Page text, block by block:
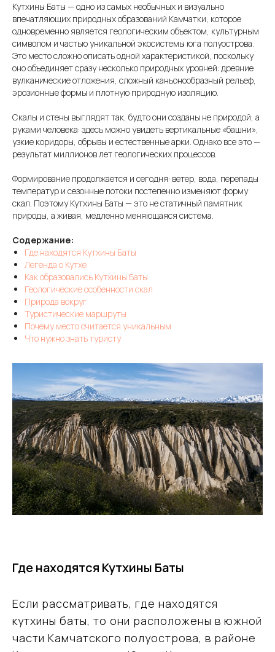
Кутхины Баты — одно из самых необычных и визуально
впечатляющих природных образований Камчатки, которое
одновременно является геологическим объектом, культурным
символом и частью уникальной экосистемы юга полуострова.
Это место сложно описать одной характеристикой, поскольку
оно объединяет сразу несколько природных уровней: древние
вулканические отложения, сложный каньонообразный рельеф,
эрозионные формы и плотную природную изоляцию.
Скалы и стены выглядят так, будто они созданы не природой, а
руками человека: здесь можно увидеть вертикальные «башни»,
узкие коридоры, обрывы и естественные арки. Однако все это —
результат миллионов лет геологических процессов.
Формирование продолжается и сегодня: ветер, вода, перепады
температур и сезонные потоки постепенно изменяют форму
скал. Поэтому Кутхины Баты — это не статичный памятник
природы, а живая, медленно меняющаяся система.
Содержание:
Где находятся Кутхины Баты
Легенда о Кутхе
Как образовались Кутхины Баты
Геологические особенности скал
Природа вокруг
Туристические маршруты
Почему место считается уникальным
Что нужно знать туристу
Где находятся Кутхины Баты
Если рассматривать, где находятся
кутхины баты, то они расположены в южной
части Камчатского полуострова, в районе